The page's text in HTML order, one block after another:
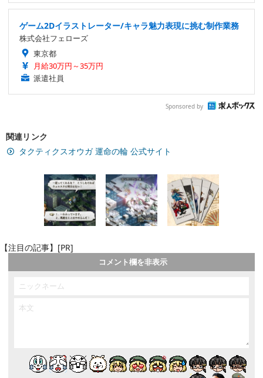
ゲーム2Dイラストレーター/キャラ魅力表現に挑む制作業務
株式会社フェローズ
東京都
月給30万円～35万円
派遣社員
Sponsored by
関連リンク
タクティクスオウガ 運命の輪 公式サイト
【注目の記事】[PR]
コメント欄を非表示